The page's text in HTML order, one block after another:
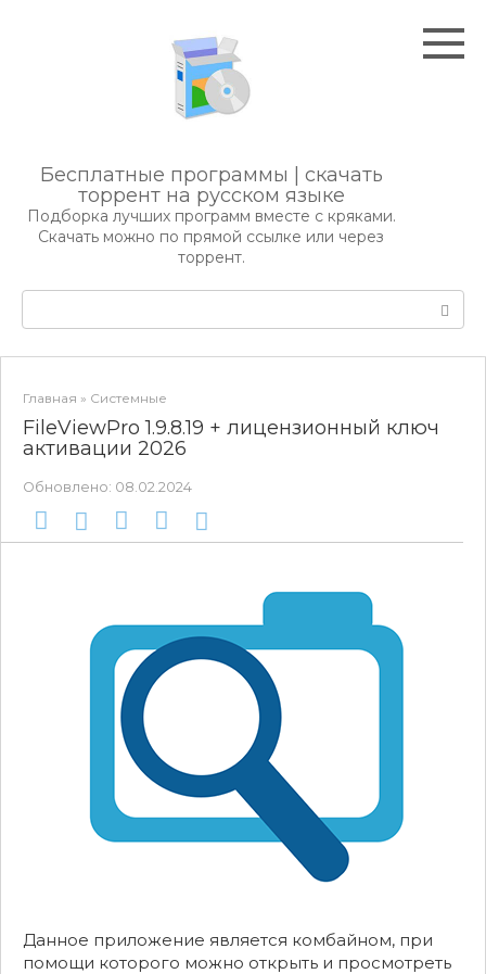
Бесплатные программы | скачать
торрент на русском языке
Подборка лучших программ вместе с кряками.
Скачать можно по прямой ссылке или через
торрент.
Главная » Системные
FileViewPro 1.9.8.19 + лицензионный ключ
активации 2026
Обновлено: 08.02.2024
Данное приложение является комбайном, при
помощи которого можно открыть и просмотреть